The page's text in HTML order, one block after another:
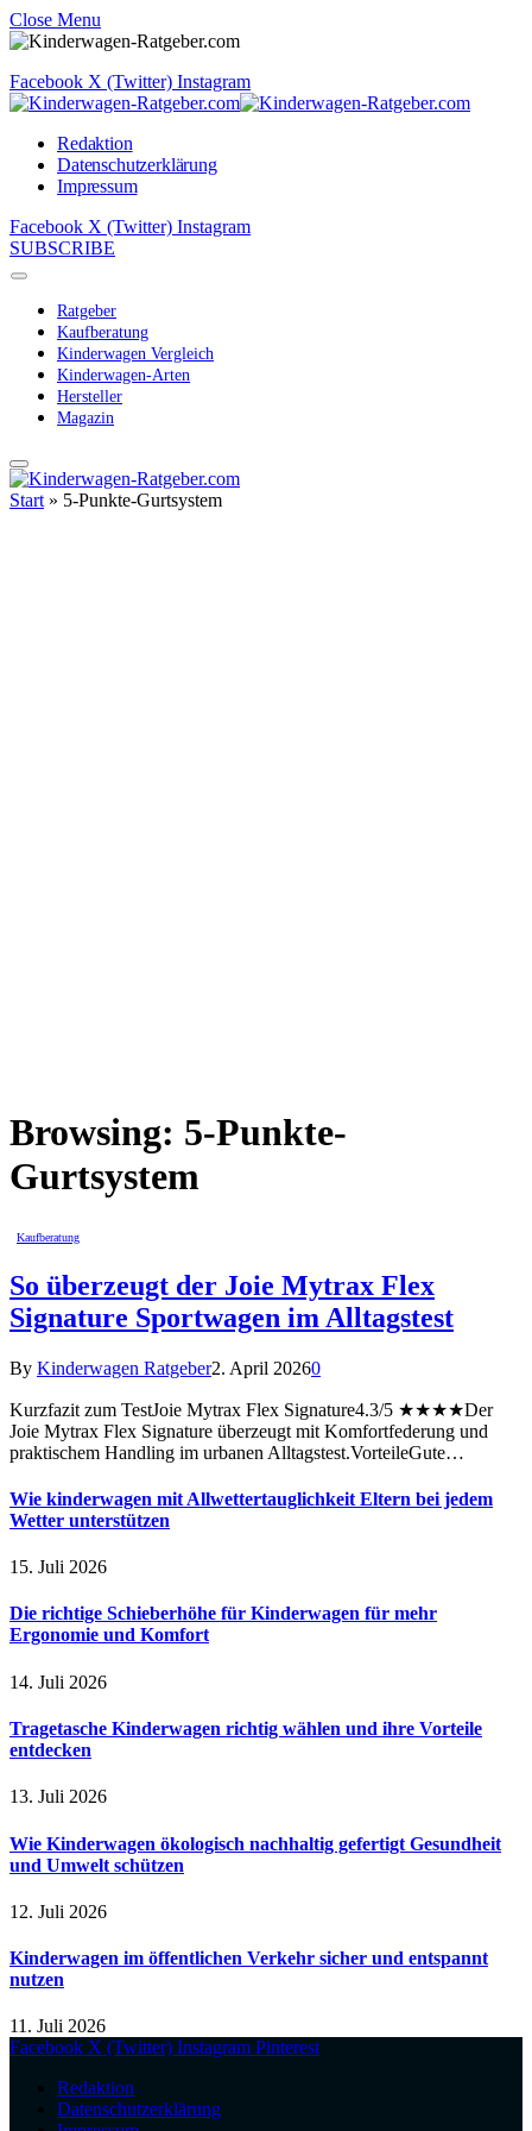
Close Menu
Facebook X (Twitter) Instagram
Redaktion
Datenschutzerklärung
Impressum
Facebook X (Twitter) Instagram
SUBSCRIBE
Ratgeber
Kaufberatung
Kinderwagen Vergleich
Kinderwagen-Arten
Hersteller
Magazin
Start » 5-Punkte-Gurtsystem
Browsing: 5-Punkte-
Gurtsystem
Kaufberatung
So überzeugt der Joie Mytrax Flex
Signature Sportwagen im Alltagstest
By Kinderwagen Ratgeber2. April 20260
Kurzfazit zum TestJoie Mytrax Flex Signature4.3/5 ★★★★Der
Joie Mytrax Flex Signature überzeugt mit Komfortfederung und
praktischem Handling im urbanen Alltagstest.VorteileGute…
Wie kinderwagen mit Allwettertauglichkeit Eltern bei jedem
Wetter unterstützen
15. Juli 2026
Die richtige Schieberhöhe für Kinderwagen für mehr
Ergonomie und Komfort
14. Juli 2026
Tragetasche Kinderwagen richtig wählen und ihre Vorteile
entdecken
13. Juli 2026
Wie Kinderwagen ökologisch nachhaltig gefertigt Gesundheit
und Umwelt schützen
12. Juli 2026
Kinderwagen im öffentlichen Verkehr sicher und entspannt
nutzen
11. Juli 2026
Facebook X (Twitter) Instagram Pinterest
Redaktion
Datenschutzerklärung